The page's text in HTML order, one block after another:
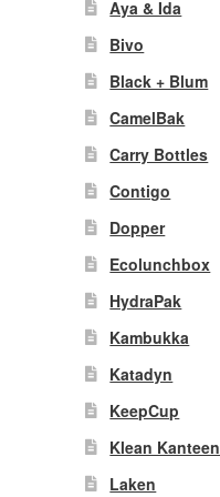
Aya & Ida
Bivo
Black + Blum
CamelBak
Carry Bottles
Contigo
Dopper
Ecolunchbox
HydraPak
Kambukka
Katadyn
KeepCup
Klean Kanteen
Laken